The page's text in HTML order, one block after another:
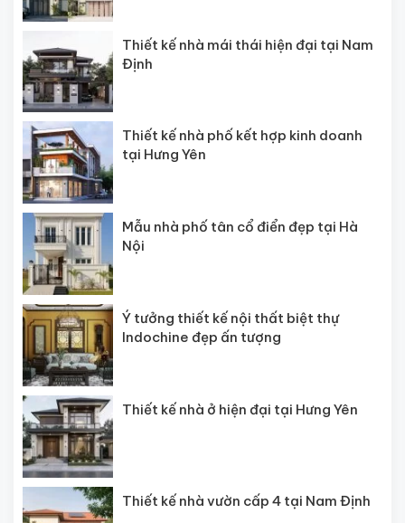
Thiết kế nhà mái thái hiện đại tại Nam
Định
Thiết kế nhà phố kết hợp kinh doanh
tại Hưng Yên
Mẫu nhà phố tân cổ điển đẹp tại Hà
Nội
Ý tưởng thiết kế nội thất biệt thự
Indochine đẹp ấn tượng
Thiết kế nhà ở hiện đại tại Hưng Yên
Thiết kế nhà vườn cấp 4 tại Nam Định